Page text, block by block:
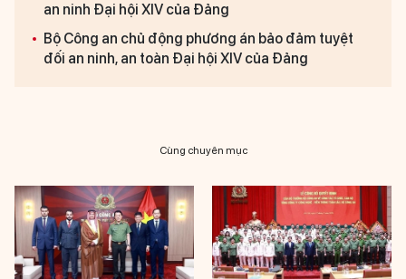
an ninh Đại hội XIV của Đảng
Bộ Công an chủ động phương án bảo đảm tuyệt
đối an ninh, an toàn Đại hội XIV của Đảng
Cùng chuyên mục